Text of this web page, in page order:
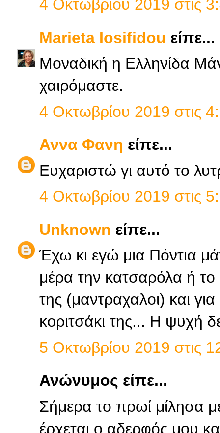
4 Οκτωβρίου 2019 στις
Marieta Iosifidou είπε...
Μοναδική η Ελληνίδα
χαιρόμαστε.
4 Οκτωβρίου 2019 στις
Αννα Φανη είπε...
Ευχαριστώ γι αυτό το
4 Οκτωβρίου 2019 στις
Unknown είπε...
Έχω κι εγώ μια Πόντια
μέρα την κατσαρόλα ή το
της (μαντραχαλοι) και
κοριτσάκι της... Η ψυχή
5 Οκτωβρίου 2019 στις
Ανώνυμος είπε...
Σήμερα το πρωί μίλησα
έρχεται ο αδερφός μου